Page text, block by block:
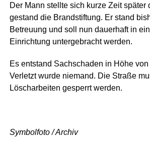
Der Mann stellte sich kurze Zeit später
gestand die Brandstiftung. Er stand
Betreuung und soll nun dauerhaft in
Einrichtung untergebracht werden.
Es entstand Sachschaden in Höhe
Verletzt wurde niemand. Die Straße
Löscharbeiten gesperrt werden.
Symbolfoto / Archiv